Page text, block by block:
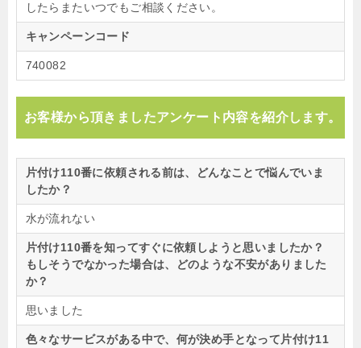
したらまたいつでもご相談ください。
キャンペーンコード
740082
お客様から頂きましたアンケート内容を紹介します。
片付け110番に依頼される前は、どんなことで悩んでいま
したか？
水が流れない
片付け110番を知ってすぐに依頼しようと思いましたか？
もしそうでなかった場合は、どのような不安がありました
か？
思いました
色々なサービスがある中で、何が決め手となって片付け11